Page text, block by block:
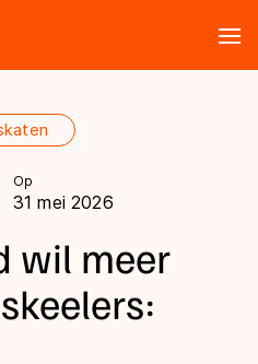
Op
31 mei 2026
wil meer